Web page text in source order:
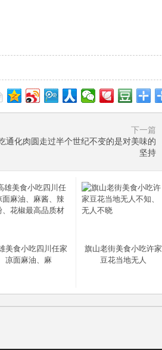
下一篇
通化肉圆走过半个世纪不变的是对美味的
坚持
美食小吃四川任家
凉面麻油、麻
旗山老街美食小吃许家
豆花当地无人